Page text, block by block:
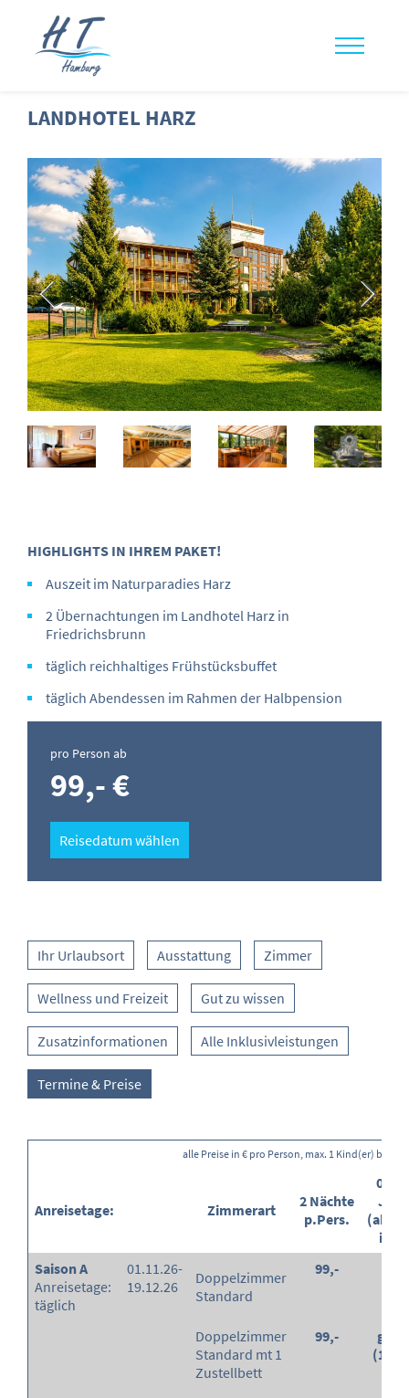
LANDHOTEL HARZ
HIGHLIGHTS IN IHREM PAKET!
Auszeit im Naturparadies Harz
2 Übernachtungen im Landhotel Harz in
Friedrichsbrunn
täglich reichhaltiges Frühstücksbuffet
täglich Abendessen im Rahmen der Halbpension
pro Person ab
99,- €
Reisedatum wählen
Ihr Urlaubsort Ausstattung Zimmer
Wellness und Freizeit Gut zu wissen
Zusatzinformationen Alle Inklusivleistungen
Termine & Preise
alle Preise in € pro Person, max. 1 Kind(er)
Anreisetage: Zimmerart
2 Nächte
p.Pers.
0-
(ab/
in
Saison A
Anreisetage:
täglich
01.11.26-
19.12.26
Doppelzimmer
Standard
99,-
Doppelzimmer
Standard mt 1
Zustellbett
99,-